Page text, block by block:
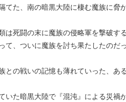
てた、南の暗黒大陸に棲む魔族に脅
は死闘の末に魔族の侵略軍を撃破す
て、ついに魔族を討ち果たしたのだ
との戦いの記憶も薄れていった、あ
いた暗黒大陸で『混沌』による災禍